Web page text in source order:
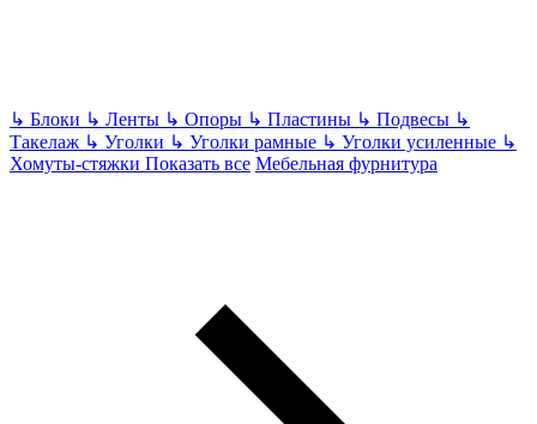
↳ Блоки ↳ Ленты ↳ Опоры ↳ Пластины ↳ Подвесы ↳
Такелаж ↳ Уголки ↳ Уголки рамные ↳ Уголки усиленные ↳
Хомуты-стяжки Показать все Мебельная фурнитура